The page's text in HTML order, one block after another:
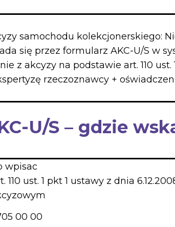
samochodu kolekcjonerskiego:
się przez formularz AKC-U/S w
z akcyzy na podstawie art. 110 ust.
rzeczoznawcy +
U/S – gdzie
wpisac
110 ust. 1 pkt 1 ustawy z dnia
00 00